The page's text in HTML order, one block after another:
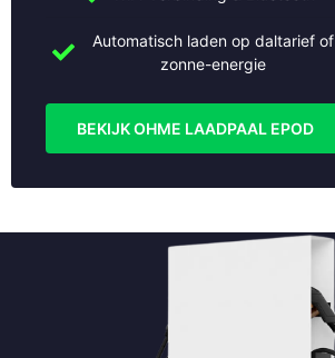
Automatisch laden op daltarief of
zonne-energie
BEKIJK OHME LAADPAAL EPOD